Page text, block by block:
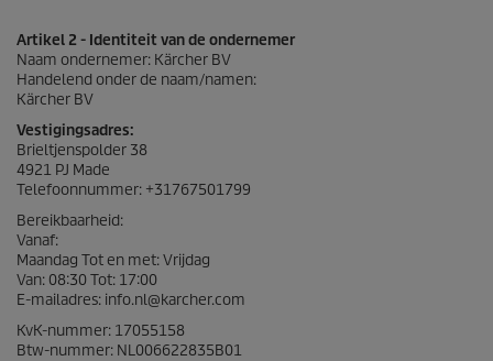
Artikel 2 - Identiteit van de ondernemer
Naam ondernemer: Kärcher BV
Handelend onder de naam/namen:
Kärcher BV
Vestigingsadres:
Brieltjenspolder 38
4921 PJ Made
Telefoonnummer: +31767501799
Bereikbaarheid:
Vanaf:
Maandag Tot en met: Vrijdag
Van: 08:30 Tot: 17:00
E-mailadres: info.nl@karcher.com
KvK-nummer: 17055158
Btw-nummer: NL006622835B01